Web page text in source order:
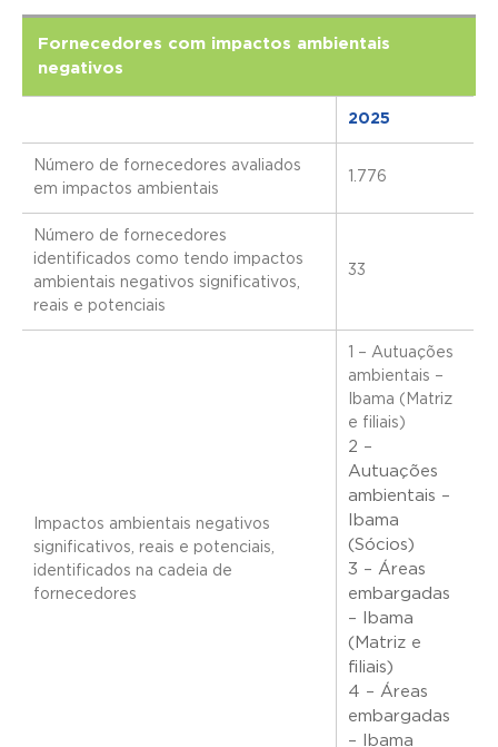
Fornecedores com impactos ambientais
negativos
2025
Número de fornecedores avaliados
em impactos ambientais
1.776
Número de fornecedores
identificados como tendo impactos
ambientais negativos significativos,
reais e potenciais
33
Impactos ambientais negativos
significativos, reais e potenciais,
identificados na cadeia de
fornecedores
1 – Autuações
ambientais –
Ibama (Matriz
e filiais)
2 –
Autuações
ambientais –
Ibama
(Sócios)
3 – Áreas
embargadas
– Ibama
(Matriz e
filiais)
4 – Áreas
embargadas
– Ibama